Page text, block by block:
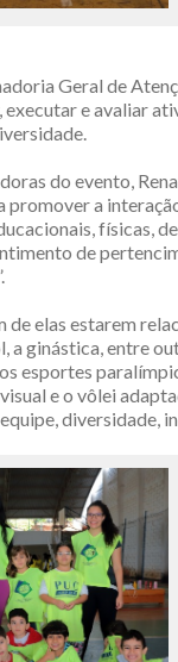
Geral de
e avaliar
do evento,
a
físicas,
de
elas estarem
ginástica, entre
esportes
e o vôlei
diversidade,